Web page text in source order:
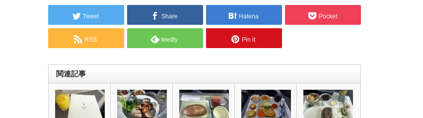
Tweet Share Hatena Pocket
RSS feedly Pin it
関連記事